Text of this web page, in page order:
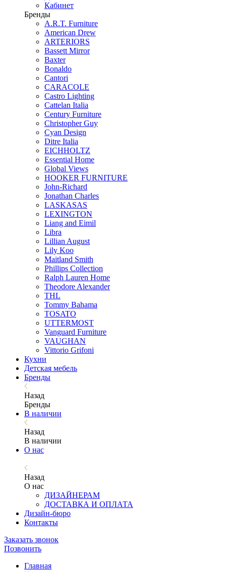
Кабинет
Бренды
A.R.T. Furniture
American Drew
ARTERIORS
Bassett Mirror
Baxter
Bonaldo
Cantori
CARACOLE
Castro Lighting
Cattelan Italia
Century Furniture
Christopher Guy
Cyan Design
Ditre Italia
EICHHOLTZ
Essential Home
Global Views
HOOKER FURNITURE
John-Richard
Jonathan Charles
LASKASAS
LEXINGTON
Liang and Eimil
Libra
Lillian August
Lily Koo
Maitland Smith
Phillips Collection
Ralph Lauren Home
Theodore Alexander
THL
Tommy Bahama
TOSATO
UTTERMOST
Vanguard Furniture
VAUGHAN
Vittorio Grifoni
Кухни
Детская мебель
Бренды
Назад
Бренды
В наличии
Назад
В наличии
О нас
Назад
О нас
ДИЗАЙНЕРАМ
ДОСТАВКА И ОПЛАТА
Дизайн-бюро
Контакты
Заказать звонок
Позвонить
Главная